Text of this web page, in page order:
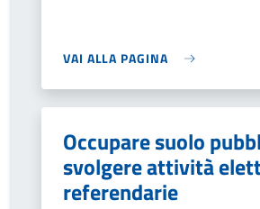
VAI ALLA PAGINA
Occupare suolo
svolgere attività
referendarie